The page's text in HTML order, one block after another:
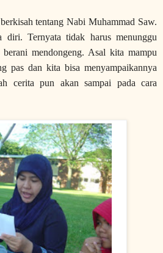
tentang Nabi Muhammad Saw.
diri. Ternyata tidak harus menunggu
mendongeng. Asal kita mampu
pas dan kita bisa menyampaikannya
cerita pun akan sampai pada cara